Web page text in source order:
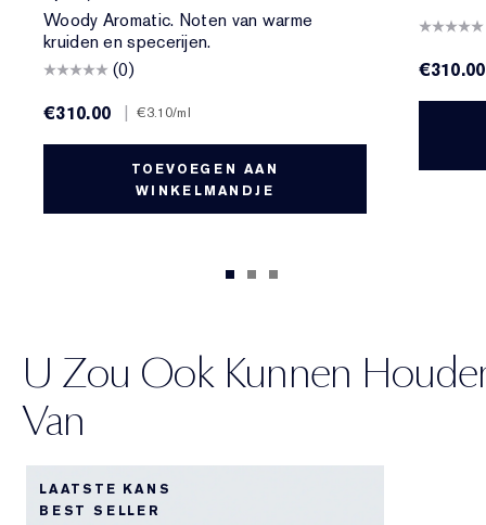
Woody Aromatic. Noten van warme
kruiden en specerijen.
(0)
€310.00
| €3.10/ml
TOEVOEGEN AAN
WINKELMANDJE
€310.00
U Zou Ook Kunnen
Van
LAATSTE KANS
BEST SELLER